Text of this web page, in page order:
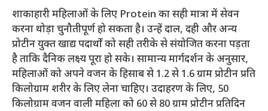
शाकाहारी महिलाओं के लिए Protein का सही मात्रा में सेवन
करना थोड़ा चुनौतीपूर्ण हो सकता है। उन्हें दाल, दही और अन्य
प्रोटीन युक्त खाद्य पदार्थों को सही तरीके से संयोजित करना पड़ता
है ताकि दैनिक लक्ष्य पूरा हो सके। सामान्य मार्गदर्शन के अनुसार,
महिलाओं को अपने वजन के हिसाब से 1.2 से 1.6 ग्राम प्रोटीन प्रति
किलोग्राम शरीर के लिए लेना चाहिए। उदाहरण के लिए, 50
किलोग्राम वजन वाली महिला को 60 से 80 ग्राम प्रोटीन प्रतिदिन